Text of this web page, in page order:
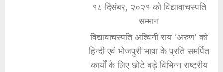
१८ दिसंबर, २०२१ को विद्यावाचस्पति
सम्मान
विद्यावाचस्पति अश्विनी राय ‘अरुण’ को
हिन्दी एवं भोजपुरी भाषा के प्रति समर्पित
कार्यों के लिए छोटे बड़े विभिन्न राष्ट्रीय